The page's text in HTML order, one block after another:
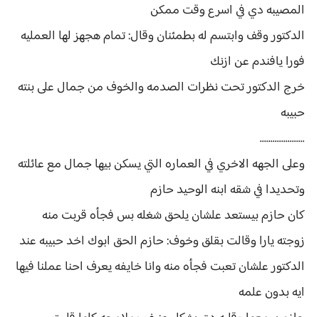
المصيبه دي في اسرع وقت ممكن
الدكتور وقف وابتسم له بطمئنان وقال: تمام هجهز لها العمليه
فورا يافندم عن ازنك
خرج الدكتور تحت نظرات الصدمه والخوف من جمال على بنته
حبيبه
.....................
وعلى الجهه الاخري في العماره التي يسكن بيها جمال مع عائلته
وتحديدا في شقه ابنه الوحيد حازم
كان حازم بيستعد علشان يلحق شغله بس فجأه قربت منه
زوجته يارا وقالت بقلق وخوف: حازم الحق ابوك اخد حبيبه عند
الدكتور علشان تعبت فجأه منه وانا خايفه يعرف احنا عملنا فيها
ايه بدون علمه